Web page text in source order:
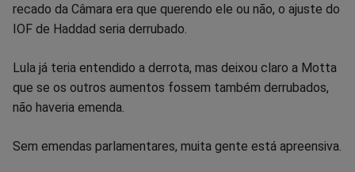
no
Facebook
no
Whatsapp
no
TwitterMessengerTelegramGettr
recado da Câmara era que querendo ele ou não, o ajuste do
IOF de Haddad seria derrubado.
Lula já teria entendido a derrota, mas deixou claro a Motta
que se os outros aumentos fossem também derrubados,
não haveria emenda.
Sem emendas parlamentares, muita gente está apreensiva.